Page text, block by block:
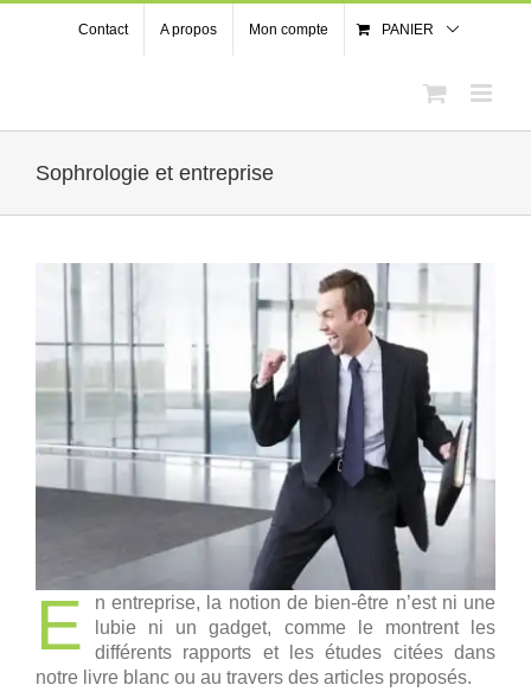
Contact A propos Mon compte PANIER
Sophrologie et entreprise
E
n entreprise, la notion de bien-être n’est ni une
lubie ni un gadget, comme le montrent les
différents rapports et les études citées dans
notre livre blanc ou au travers des articles proposés.